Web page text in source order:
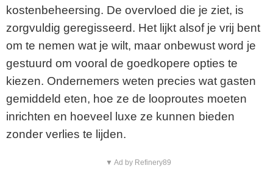
kostenbeheersing. De overvloed die je ziet, is
zorgvuldig geregisseerd. Het lijkt alsof je vrij bent
om te nemen wat je wilt, maar onbewust word je
gestuurd om vooral de goedkopere opties te
kiezen. Ondernemers weten precies wat gasten
gemiddeld eten, hoe ze de looproutes moeten
inrichten en hoeveel luxe ze kunnen bieden
zonder verlies te lijden.
▼ Ad by Refinery89